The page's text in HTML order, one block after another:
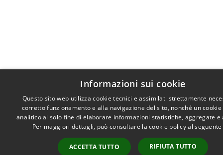
Informazioni sui cookie
Questo sito web utilizza cookie tecnici e assimilati strettamente
corretto funzionamento e alla navigazione del sito, nonché un
analitico al solo fine di elaborare informazioni statistiche, aggregate e
Per maggiori dettagli, può consultare la cookie policy al seguente
ACCETTA TUTTO RIFIUTA TUTTO